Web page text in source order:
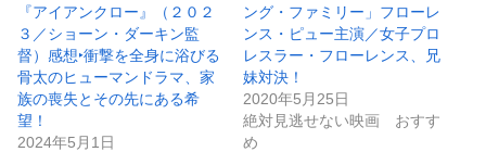
『アイアンクロー』（２０２
３／ショーン・ダーキン監
督）感想‣衝撃を全身に浴びる
骨太のヒューマンドラマ、家
族の喪失とその先にある希
望！
2024年5月1日
ング・ファミリー」フローレ
ンス・ピュー主演／女子プロ
レスラー・フローレンス、兄
妹対決！
2020年5月25日
絶対見逃せない映画 おすす
め